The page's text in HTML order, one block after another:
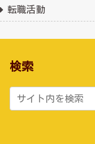
転職活動
検索